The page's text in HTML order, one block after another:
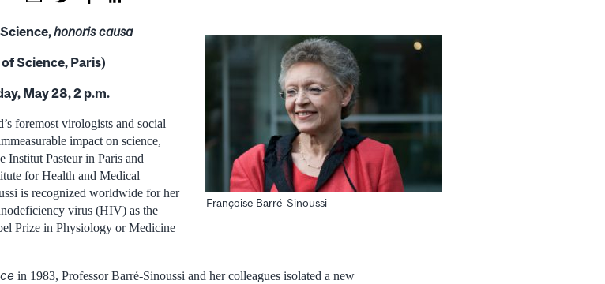
Françoise Barré-Sinoussi
honoris causa
Science, Paris)
May 28, 2 p.m.
foremost virologists and social
impact on science,
Institut Pasteur in Paris and
for Health and Medical
is recognized worldwide for her
virus (HIV) as the
Prize in Physiology or Medicine
in 1983, Professor Barré-Sinoussi and her colleagues isolated a new